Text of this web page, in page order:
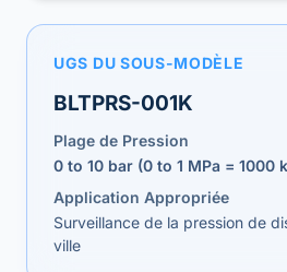
UGS DU SOUS-MODÈLE
BLTPRS-001K
Plage de Pression
0 to 10 bar (0 to 1 MPa = 1000
Application Appropriée
Surveillance de la pression de
ville